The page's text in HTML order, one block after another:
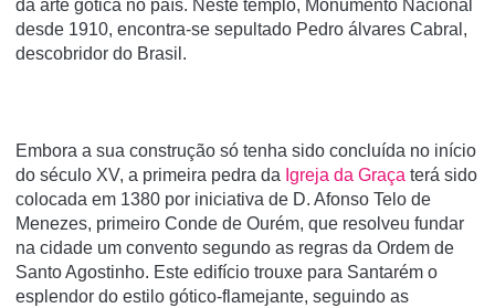
da arte gótica no paí­s. Neste templo, Monumento Nacional
desde 1910, encontra-se sepultado Pedro álvares Cabral,
descobridor do Brasil.
Embora a sua construção só tenha sido concluída no início
do século XV, a primeira pedra da Igreja da Graça terá sido
colocada em 1380 por iniciativa de D. Afonso Telo de
Menezes, primeiro Conde de Ourém, que resolveu fundar
na cidade um convento segundo as regras da Ordem de
Santo Agostinho. Este edifício trouxe para Santarém o
esplendor do estilo gótico-flamejante, seguindo as